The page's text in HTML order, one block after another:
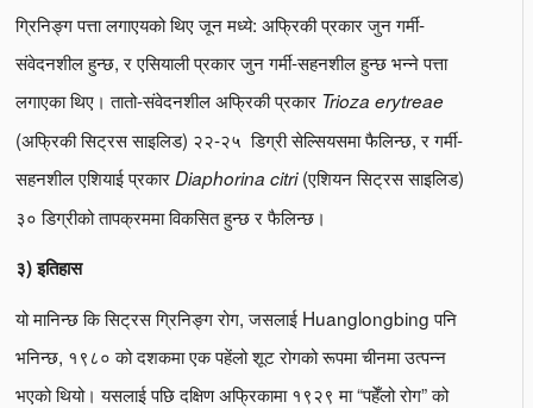
ग्रिनिङ्ग पत्ता लगाएयको थिए जून मध्ये: अफ्रिकी प्रकार जुन गर्मी-
संवेदनशील हुन्छ, र एसियाली प्रकार जुन गर्मी-सहनशील हुन्छ भन्ने पत्ता
लगाएका थिए। तातो-संवेदनशील अफ्रिकी प्रकार Trioza erytreae
(अफ्रिकी सिट्रस साइलिड) २२-२५ डिग्री सेल्सियसमा फैलिन्छ, र गर्मी-
सहनशील एशियाई प्रकारDiaphorina citri(एशियन सिट्रस साइलिड)
३० डिग्रीको तापक्रममा विकसित हुन्छ र फैलिन्छ।
३) इतिहास
यो मानिन्छ कि सिट्रस ग्रिनिङ्ग रोग, जसलाई Huanglongbing पनि
भनिन्छ, १९८० को दशकमा एक पहेंलो शूट रोगको रूपमा चीनमा उत्पन्न
भएको थियो। यसलाई पछि दक्षिण अफ्रिकामा १९२९ मा “पहेँलो रोग” को